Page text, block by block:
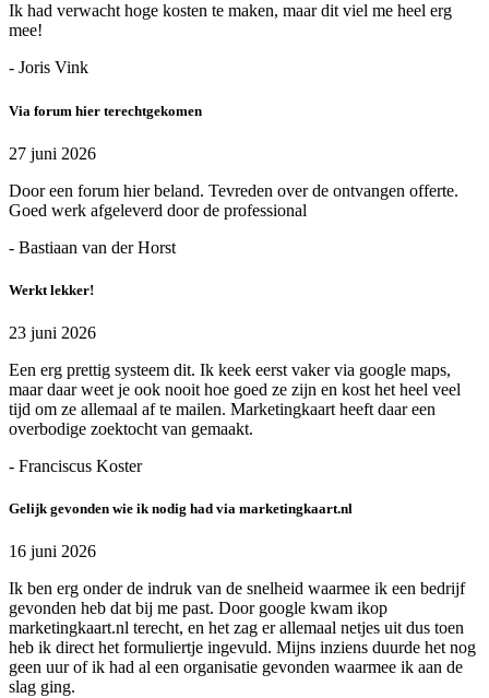
Ik had verwacht hoge kosten te maken, maar dit viel me heel erg
mee!
- Joris Vink
Via forum hier terechtgekomen
27 juni 2026
Door een forum hier beland. Tevreden over de ontvangen offerte.
Goed werk afgeleverd door de professional
- Bastiaan van der Horst
Werkt lekker!
23 juni 2026
Een erg prettig systeem dit. Ik keek eerst vaker via google maps,
maar daar weet je ook nooit hoe goed ze zijn en kost het heel veel
tijd om ze allemaal af te mailen. Marketingkaart heeft daar een
overbodige zoektocht van gemaakt.
- Franciscus Koster
Gelijk gevonden wie ik nodig had via marketingkaart.nl
16 juni 2026
Ik ben erg onder de indruk van de snelheid waarmee ik een bedrijf
gevonden heb dat bij me past. Door google kwam ikop
marketingkaart.nl terecht, en het zag er allemaal netjes uit dus toen
heb ik direct het formuliertje ingevuld. Mijns inziens duurde het nog
geen uur of ik had al een organisatie gevonden waarmee ik aan de
slag ging.